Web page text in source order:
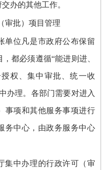
办的其他工作。
批）项目管理
位凡是市政府公布保留
都必须遵循“能进则进、
权、集中审批、统一收
办理。各部门需要对进入
事项和其他服务事项进行
务中心，由政务服务中心
中办理的行政许可（审